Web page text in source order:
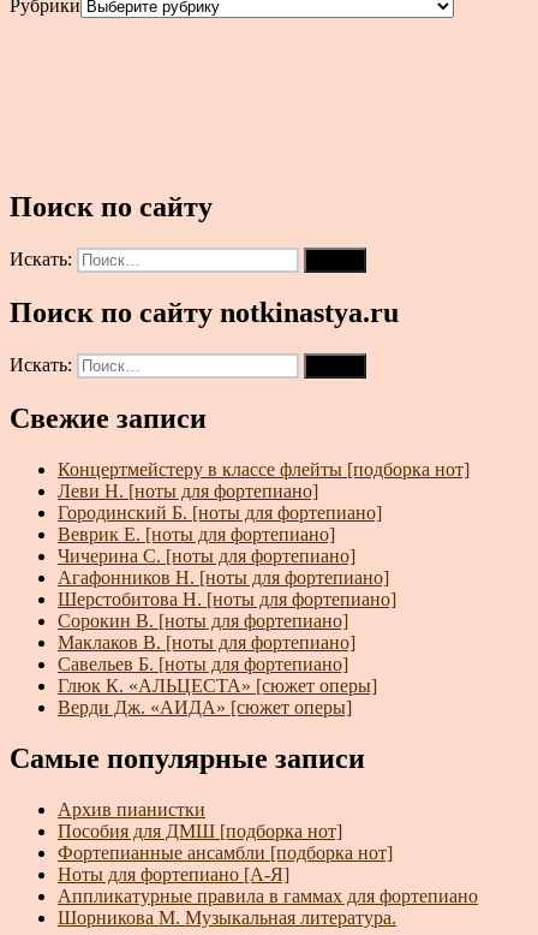
Рубрики
Поиск по сайту
Искать:
Поиск по сайту notkinastya.ru
Искать:
Свежие записи
Концертмейстеру в классе флейты [подборка нот]
Леви Н. [ноты для фортепиано]
Городинский Б. [ноты для фортепиано]
Веврик Е. [ноты для фортепиано]
Чичерина С. [ноты для фортепиано]
Агафонников Н. [ноты для фортепиано]
Шерстобитова Н. [ноты для фортепиано]
Сорокин В. [ноты для фортепиано]
Маклаков В. [ноты для фортепиано]
Савельев Б. [ноты для фортепиано]
Глюк К. «АЛЬЦЕСТА» [сюжет оперы]
Верди Дж. «АИДА» [сюжет оперы]
Самые популярные записи
Архив пианистки
Пособия для ДМШ [подборка нот]
Фортепианные ансамбли [подборка нот]
Ноты для фортепиано [А-Я]
Аппликатурные правила в гаммах для фортепиано
Шорникова М. Музыкальная литература.